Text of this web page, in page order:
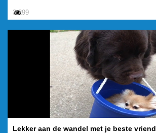
3.299
Lekker aan de wandel met je beste vriend